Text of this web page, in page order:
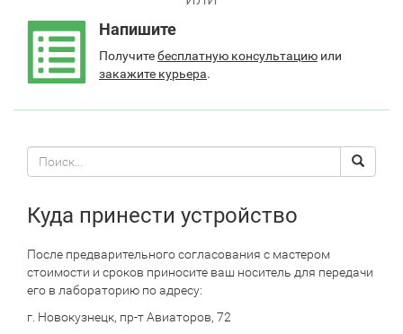
Напишите
Получитебесплатную консультацию или
закажите курьера.
Поиск
по
сайту
Search
Куда принести устройство
После предварительного согласования с мастером
стоимости и сроков приносите ваш носитель для передачи
его в лабораторию по адресу:
г. Новокузнецк, пр-т Авиаторов, 72